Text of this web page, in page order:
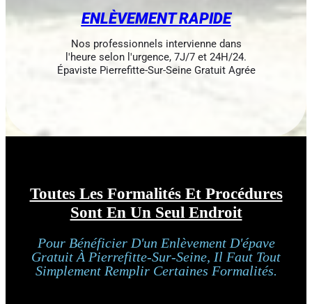
ENLÈVEMENT RAPIDE
Nos professionnels intervienne dans
l'heure selon l'urgence, 7J/7 et 24H/24.
Épaviste Pierrefitte-Sur-Seine Gratuit Agrée
Toutes Les Formalités Et Procédures
Sont En Un Seul Endroit
Pour Bénéficier D'un Enlèvement D'épave
Gratuit À Pierrefitte-Sur-Seine, Il Faut Tout
Simplement Remplir Certaines Formalités.